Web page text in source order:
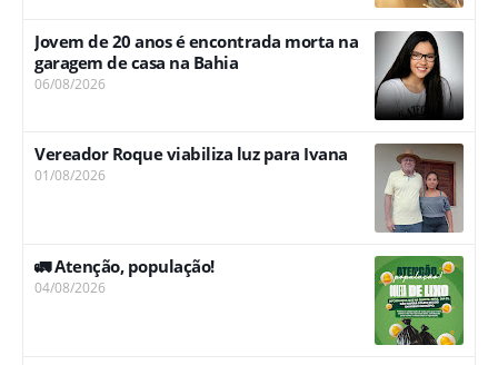
Jovem de 20 anos é encontrada morta na
garagem de casa na Bahia
06/08/2026
Vereador Roque viabiliza luz para Ivana
01/08/2026
🚛 Atenção, população!
04/08/2026